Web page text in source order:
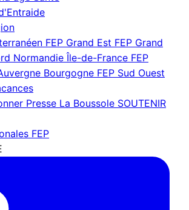
FEP Grand Est FEP Grand
Normandie Île-de-France FEP
Bourgogne FEP Sud Ouest
Presse La Boussole SOUTENIR
FEP